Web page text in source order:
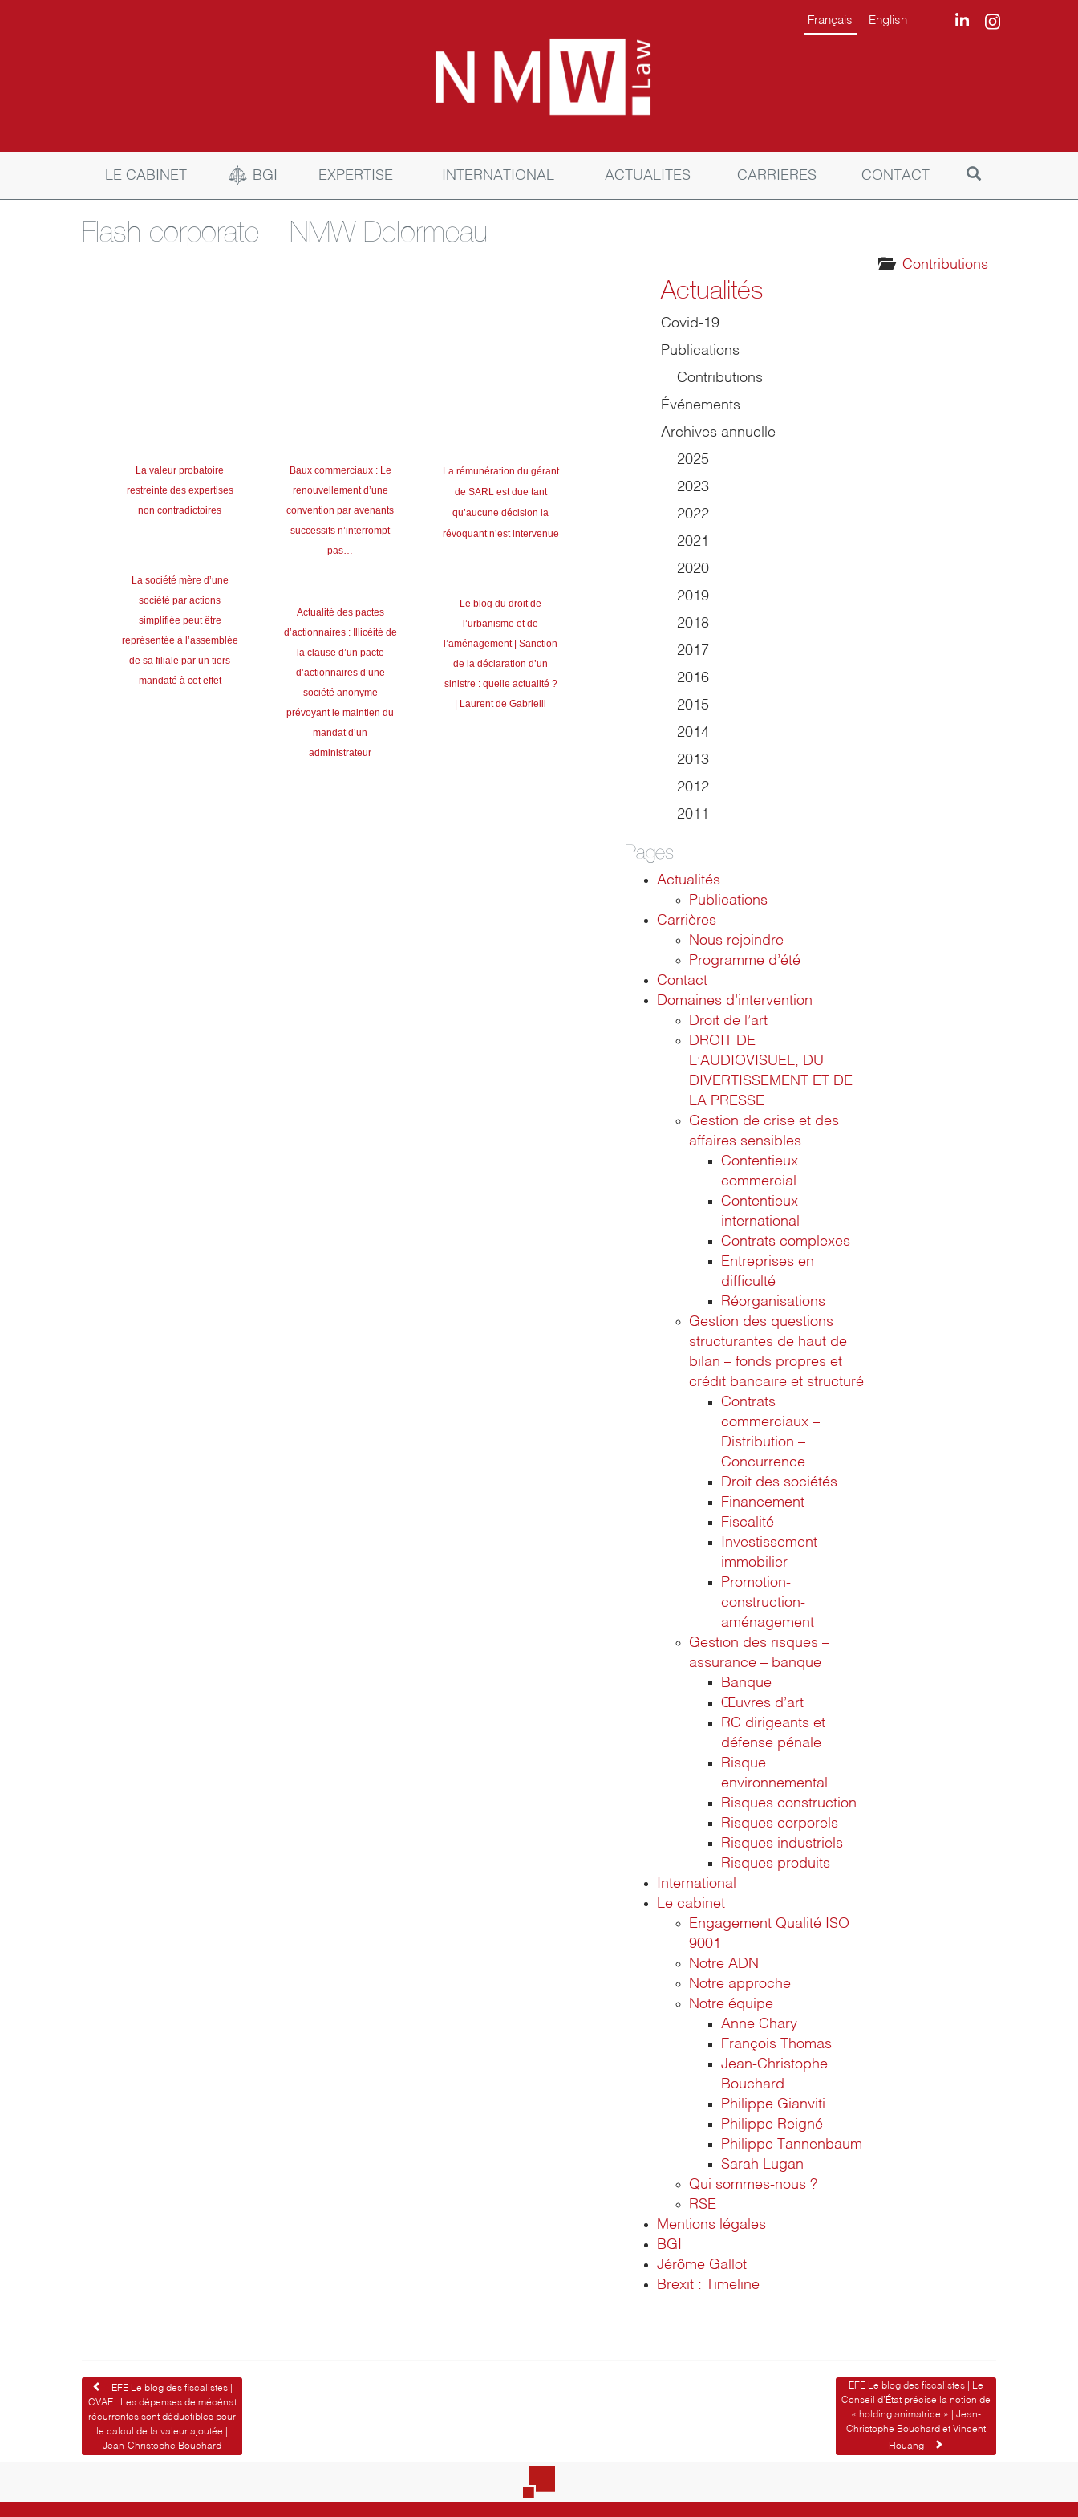
Français English
LE CABINET BGI EXPERTISE INTERNATIONAL ACTUALITES CARRIERES CONTACT
Flash corporate – NMW Delormeau
Contributions
La valeur probatoire
restreinte des expertises
non contradictoires
La société mère d’une
société par actions
simplifiée peut être
représentée à l’assemblée
de sa filiale par un tiers
mandaté à cet effet
Baux commerciaux : Le
renouvellement d’une
convention par avenants
successifs n’interrompt
pas…
Actualité des pactes
d’actionnaires : Illicéité de
la clause d’un pacte
d’actionnaires d’une
société anonyme
prévoyant le maintien du
mandat d’un
administrateur
La rémunération du gérant
de SARL est due tant
qu’aucune décision la
révoquant n’est intervenue
Le blog du droit de
l’urbanisme et de
l’aménagement | Sanction
de la déclaration d’un
sinistre : quelle actualité ?
| Laurent de Gabrielli
Actualités
Covid-19
Publications
Contributions
Événements
Archives annuelle
2025
2023
2022
2021
2020
2019
2018
2017
2016
2015
2014
2013
2012
2011
Pages
Actualités
Publications
Carrières
Nous rejoindre
Programme d’été
Contact
Domaines d’intervention
Droit de l’art
DROIT DE
L’AUDIOVISUEL, DU
DIVERTISSEMENT ET DE
LA PRESSE
Gestion de crise et des
affaires sensibles
Contentieux
commercial
Contentieux
international
Contrats complexes
Entreprises en
difficulté
Réorganisations
Gestion des questions
structurantes de haut de
bilan – fonds propres et
crédit bancaire et structuré
Contrats
commerciaux –
Distribution –
Concurrence
Droit des sociétés
Financement
Fiscalité
Investissement
immobilier
Promotion-
construction-
aménagement
Gestion des risques –
assurance – banque
Banque
Œuvres d’art
RC dirigeants et
défense pénale
Risque
environnemental
Risques construction
Risques corporels
Risques industriels
Risques produits
International
Le cabinet
Engagement Qualité ISO
9001
Notre ADN
Notre approche
Notre équipe
Anne Chary
François Thomas
Jean-Christophe
Bouchard
Philippe Gianviti
Philippe Reigné
Philippe Tannenbaum
Sarah Lugan
Qui sommes-nous ?
RSE
Mentions légales
BGI
Jérôme Gallot
Brexit : Timeline
Navigation
de
l’article
EFE Le blog des fiscalistes |
CVAE : Les dépenses de mécénat
récurrentes sont déductibles pour
le calcul de la valeur ajoutée |
Jean-Christophe Bouchard
EFE Le blog des fiscalistes | Le
Conseil d’État précise la notion de
« holding animatrice » | Jean-
Christophe Bouchard et Vincent
Houang